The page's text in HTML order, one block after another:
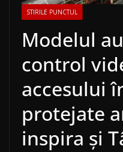
STIRILE PUNCTUL
Modelul
control
accesului
protejate
inspira și